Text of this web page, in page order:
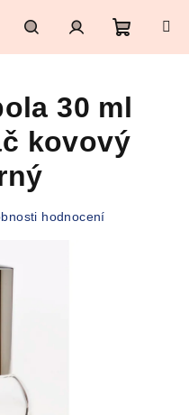
HledatPřihlášeníNákupní
košík
30 ml
kovový
hodnocení